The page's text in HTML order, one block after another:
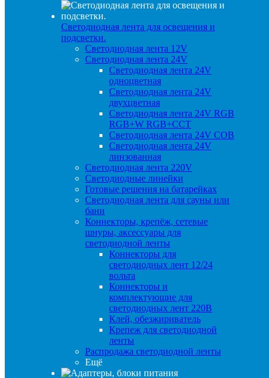
Светодиодная лента для освещения и
подсветки.
Светодиодная лента 12V
Светодиодная лента 24V
Светодиодная лента 24V
одноцветная
Светодиодная лента 24V
двухцветная
Светодиодная лента 24V RGB
RGB+W RGB+CCT
Светодиодная лента 24V COB
Светодиодная лента 24V
линзованная
Светодиодная лента 220V
Светодиодные линейки
Готовые решения на батарейках
Светодиодная лента для сауны или
бани
Коннекторы, крепёж, сетевые
шнуры, аксессуары для
светодиодной ленты
Коннекторы для
светодиодных лент 12/24
вольта
Коннекторы и
комплектующие для
светодиодных лент 220В
Клей, обезжириватель
Крепеж для светодиодной
ленты
Распродажа светодиодной ленты
Ещё